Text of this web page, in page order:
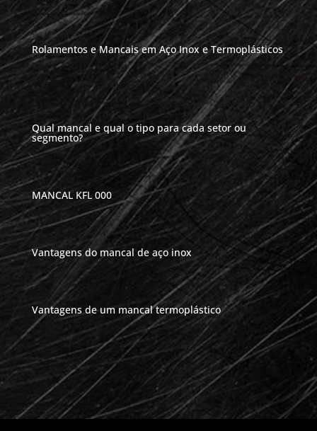
Rolamentos e Mancais em Aço Inox e Termoplásticos
Qual mancal e qual o tipo para cada setor ou
segmento?
MANCAL KFL 000
Vantagens do mancal de aço inox
Vantagens de um mancal termoplástico